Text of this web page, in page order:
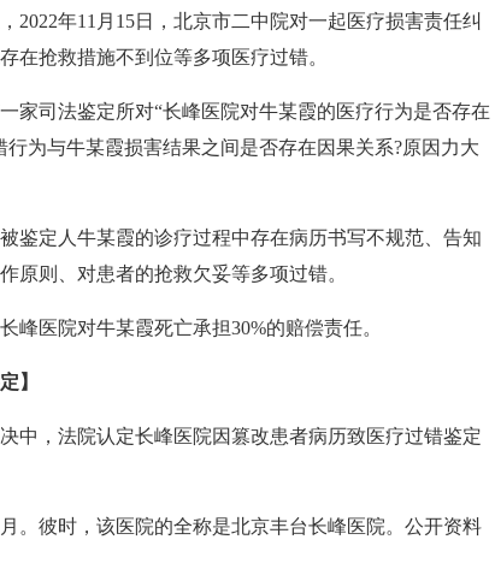
2022年11月15日，北京市二中院对一起医疗损害责任纠
在抢救措施不到位等多项医疗过错。
家司法鉴定所对“长峰医院对牛某霞的医疗行为是否存在
为与牛某霞损害结果之间是否存在因果关系?原因力大
鉴定人牛某霞的诊疗过程中存在病历书写不规范、告知
原则、对患者的抢救欠妥等多项过错。
峰医院对牛某霞死亡承担30%的赔偿责任。
】
中，法院认定长峰医院因篡改患者病历致医疗过错鉴定
。彼时，该医院的全称是北京丰台长峰医院。公开资料